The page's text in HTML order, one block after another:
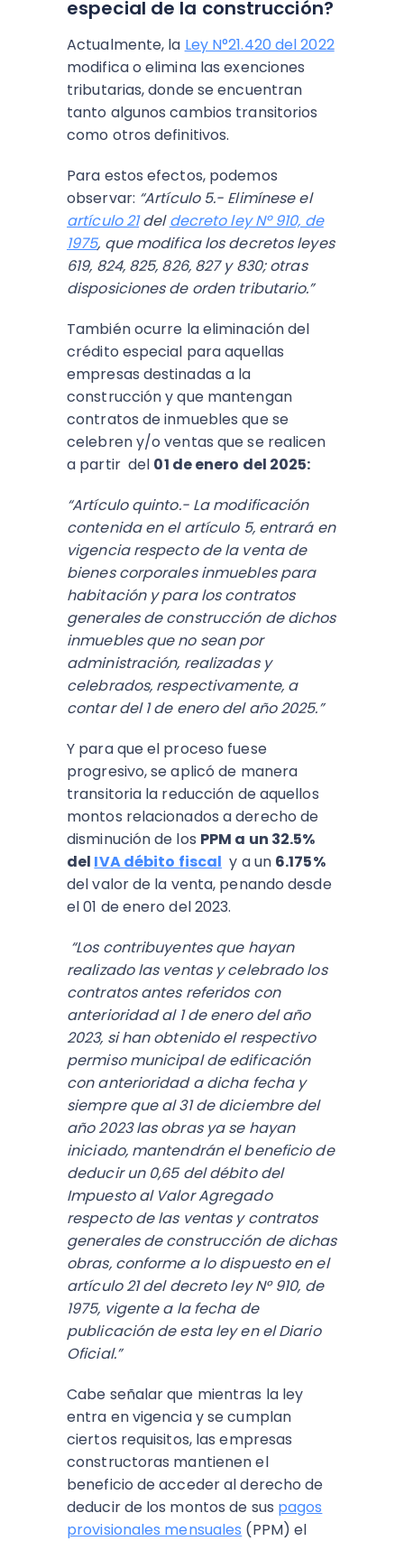
especial de la construcción?
Actualmente, la Ley N°21.420 del 2022
modifica o elimina las exenciones
tributarias, donde se encuentran
tanto algunos cambios transitorios
como otros definitivos.
Para estos efectos, podemos
observar: “Artículo 5.- Elimínese el
artículo 21deldecreto ley Nº 910, de
1975, que modifica los decretos leyes
619, 824, 825, 826, 827 y 830; otras
disposiciones de orden tributario.”
También ocurre la eliminación del
crédito especial para aquellas
empresas destinadas a la
construcción y que mantengan
contratos de inmuebles que se
celebren y/o ventas que se realicen
a partir del 01 de enero del 2025:
“Artículo quinto.- La modificación
contenida en el artículo 5, entrará en
vigencia respecto de la venta de
bienes corporales inmuebles para
habitación y para los contratos
generales de construcción de dichos
inmuebles que no sean por
administración, realizadas y
celebrados, respectivamente, a
contar del 1 de enero del año 2025.”
Y para que el proceso fuese
progresivo, se aplicó de manera
transitoria la reducción de aquellos
montos relacionados a derecho de
disminución de los PPM a un 32.5%
del IVA débito fiscal y a un 6.175%
del valor de la venta, penando desde
el 01 de enero del 2023.
“Los contribuyentes que hayan
realizado las ventas y celebrado los
contratos antes referidos con
anterioridad al 1 de enero del año
2023, si han obtenido el respectivo
permiso municipal de edificación
con anterioridad a dicha fecha y
siempre que al 31 de diciembre del
año 2023 las obras ya se hayan
iniciado, mantendrán el beneficio de
deducir un 0,65 del débito del
Impuesto al Valor Agregado
respecto de las ventas y contratos
generales de construcción de dichas
obras, conforme a lo dispuesto en el
artículo 21 del decreto ley N° 910, de
1975, vigente a la fecha de
publicación de esta ley en el Diario
Oficial.”
Cabe señalar que mientras la ley
entra en vigencia y se cumplan
ciertos requisitos, las empresas
constructoras mantienen el
beneficio de acceder al derecho de
deducir de los montos de sus pagos
provisionales mensuales (PPM) el